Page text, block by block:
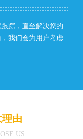
踪，直至解决您的
我们会为用户考虑
理由
US